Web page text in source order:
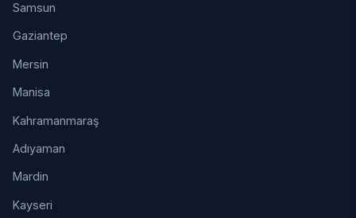
Samsun
Gaziantep
Mersin
Manisa
Kahramanmaraş
Adıyaman
Mardin
Kayseri